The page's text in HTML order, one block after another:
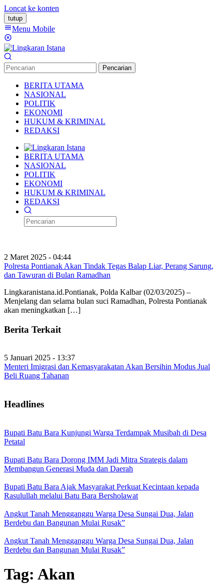
Loncat ke konten
tutup
Menu Mobile
Pencarian
BERITA UTAMA
NASIONAL
POLITIK
EKONOMI
HUKUM & KRIMINAL
REDAKSI
BERITA UTAMA
NASIONAL
POLITIK
EKONOMI
HUKUM & KRIMINAL
REDAKSI
2 Maret 2025 - 04:44
Polresta Pontianak Akan Tindak Tegas Balap Liar, Perang Sarung,
dan Tawuran di Bulan Ramadhan
Lingkaranistana.id.Pontianak, Polda Kalbar (02/03/2025) –
Menjelang dan selama bulan suci Ramadhan, Polresta Pontianak
akan meningkatkan […]
Berita Terkait
5 Januari 2025 - 13:37
Menteri Imigrasi dan Kemasyarakatan Akan Bersihin Modus Jual
Beli Ruang Tahanan
Headlines
Bupati Batu Bara Kunjungi Warga Terdampak Musibah di Desa
Petatal
Bupati Batu Bara Dorong IMM Jadi Mitra Strategis dalam
Membangun Generasi Muda dan Daerah
Bupati Batu Bara Ajak Masyarakat Perkuat Kecintaan kepada
Rasulullah melalui Batu Bara Bersholawat
Angkut Tanah Mengganggu Warga Desa Sungai Dua, Jalan
Berdebu dan Bangunan Mulai Rusak”
Angkut Tanah Mengganggu Warga Desa Sungai Dua, Jalan
Berdebu dan Bangunan Mulai Rusak”
Tag: Akan